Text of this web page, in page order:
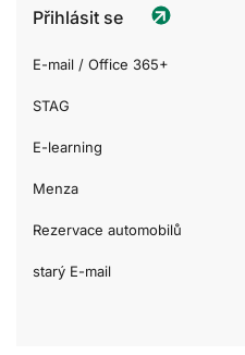
Přihlásit se
E-mail / Office 365+
STAG
E-learning
Menza
Rezervace automobilů
starý E-mail